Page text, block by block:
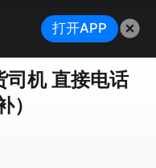
司机 直接电话
打开APP